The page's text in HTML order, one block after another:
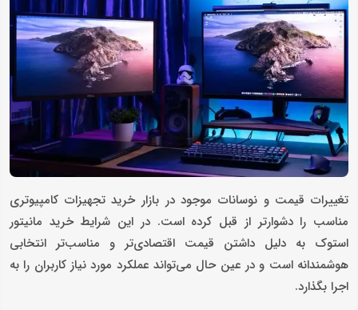
تغییرات قیمت و نوسانات موجود در بازار خرید تجهیزات کامپیوتری
مناسب را دشوارتر از قبل کرده است. در این شرایط خرید مانیتور
استوک به دلیل داشتن قیمت اقتصادی‌تر و مناسب‌تر انتخابی
هوشمندانه است و در عین حال می‌تواند عملکرد مورد نیاز کاربران را به
اجرا بگذارد.